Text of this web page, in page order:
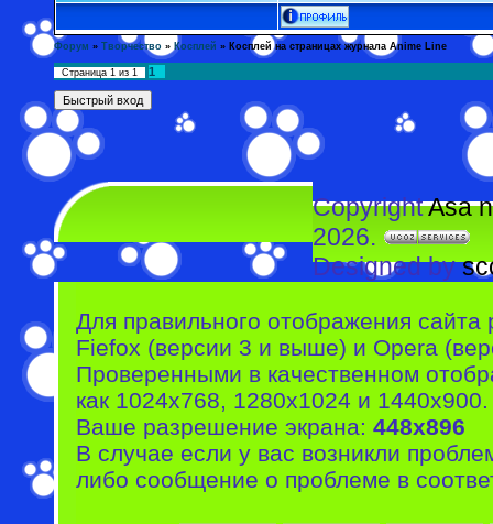
Форум » Творчество » Косплей » Косплей на страницах журнала Anime Line
Страница 1 из 1 1
CopyrightAsa
2026.
Designed by
Для правильного отображения
Fiefox (версии 3 и выше) и Opera
Проверенными в качественном
как 1024x768, 1280x1024 и 1440x900.
Ваше разрешение экрана: 448x896
В случае если у вас возникли
либо сообщение о проблеме в